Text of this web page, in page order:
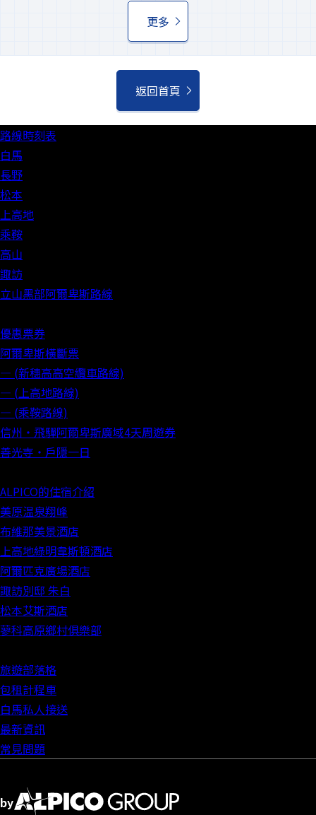
更多
返回首頁
路線時刻表
白馬
長野
松本
上高地
乘鞍
高山
諏訪
立山黑部阿爾卑斯路線
優惠票券
阿爾卑斯橫斷票
― (新穗高高空纜車路線)
― (上高地路線)
― (乘鞍路線)
信州‧飛驒阿爾卑斯廣域4天周遊券
善光寺‧戶隱一日
ALPICO的住宿介紹
美原温泉翔峰
布維那美景酒店
上高地綠明韋斯頓酒店
阿爾匹克廣場酒店
諏訪別邸 朱白
松本艾斯酒店
蓼科高原鄉村俱樂部
旅遊部落格
包租計程車
白馬私人接送
最新資訊
常見問題
by